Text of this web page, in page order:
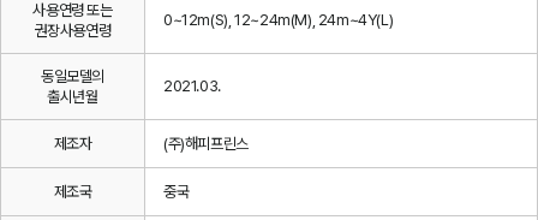
사용연령 또는
권장사용연령
0~12m(S), 12~24m(M), 24m~4Y(L)
동일모델의
출시년월
2021.03.
제조자 (주)해피프린스
제조국 중국